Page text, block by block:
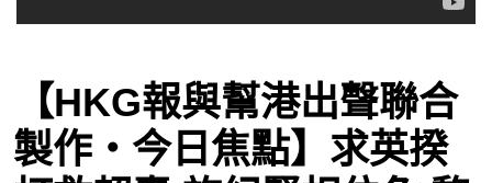
時事
觀點
博客
【HKG報與幫港出聲聯合
製作‧今日焦點】求英揆